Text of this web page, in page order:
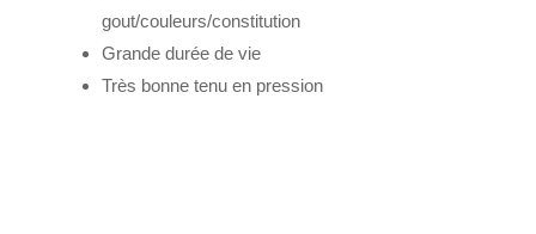
gout/couleurs/constitution
Grande durée de vie
Très bonne tenu en pression